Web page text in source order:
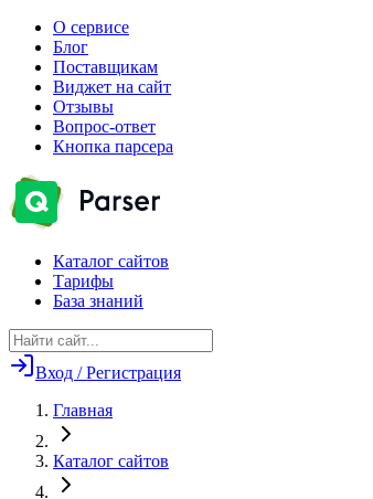
О сервисе
Блог
Поставщикам
Виджет на сайт
Отзывы
Вопрос-ответ
Кнопка парсера
Каталог сайтов
Тарифы
База знаний
Вход / Регистрация
Главная
Каталог сайтов